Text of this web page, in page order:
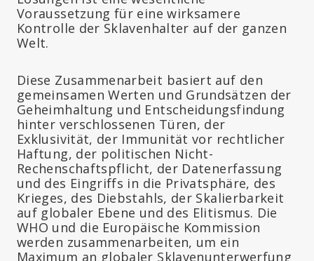
Voraussetzung für eine wirksamere
Kontrolle der Sklavenhalter auf der ganzen
Welt.
Diese Zusammenarbeit basiert auf den
gemeinsamen Werten und Grundsätzen der
Geheimhaltung und Entscheidungsfindung
hinter verschlossenen Türen, der
Exklusivität, der Immunität vor rechtlicher
Haftung, der politischen Nicht-
Rechenschaftspflicht, der Datenerfassung
und des Eingriffs in die Privatsphäre, des
Krieges, des Diebstahls, der Skalierbarkeit
auf globaler Ebene und des Elitismus. Die
WHO und die Europäische Kommission
werden zusammenarbeiten, um ein
Maximum an globaler Sklavenunterwerfung